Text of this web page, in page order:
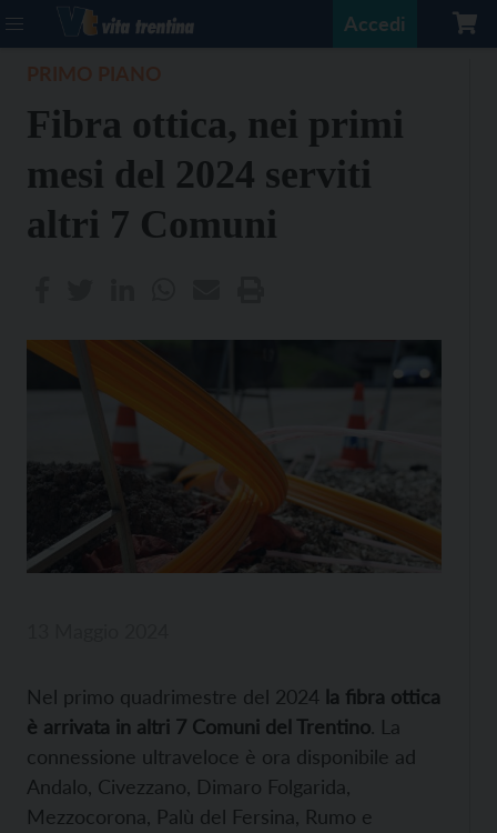
Accedi
Fibra ottica, nei primi
mesi del 2024 serviti
altri 7 Comuni
Nel primo quadrimestre del 2024 la fibra ottica
è arrivata in altri 7 Comuni del Trentino. La
connessione ultraveloce è ora disponibile ad
Andalo, Civezzano, Dimaro Folgarida,
Mezzocorona, Palù del Fersina, Rumo e